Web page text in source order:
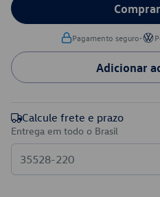
Pagamento seguro•
Adicionar
Calcule frete e prazo
Entrega em todo o Brasil